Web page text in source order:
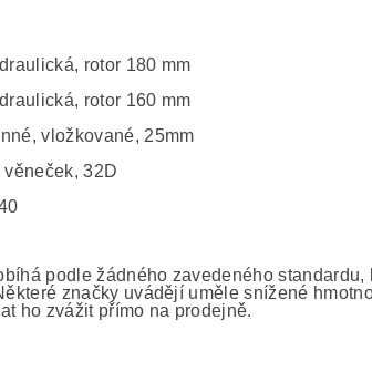
rotor 180 mm
rotor 160 mm
vložkované, 25mm
32D
podle žádného zavedeného standardu,
značky uvádějí uměle snížené
ho zvážit přímo na prodejně.